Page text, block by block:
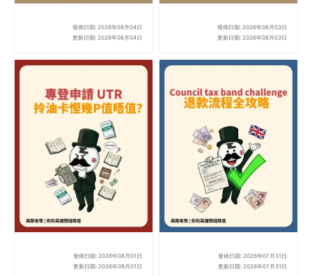
【英國火車優惠2026
發佈日期: 2026年08月04日
更新日期: 2026年08月04日
發佈日期: 2026年08月03日
更新日期: 2026年08月03日
【2026 英國油卡攻略
發佈日期: 2026年08月01日
更新日期: 2026年08月01日
發佈日期: 2026年07月31日
更新日期: 2026年07月31日